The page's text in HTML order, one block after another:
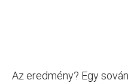
Az eredmény? Egy